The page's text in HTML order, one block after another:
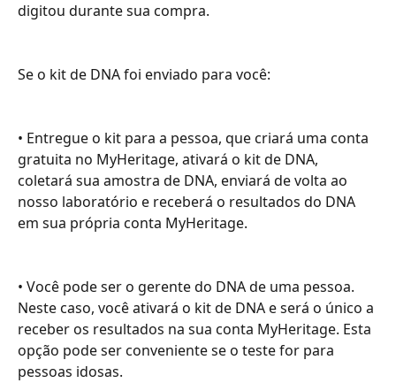
digitou durante sua compra.
Se o kit de DNA foi enviado para você:
• Entregue o kit para a pessoa, que criará uma conta
gratuita no MyHeritage, ativará o kit de DNA,
coletará sua amostra de DNA, enviará de volta ao
nosso laboratório e receberá o resultados do DNA
em sua própria conta MyHeritage.
• Você pode ser o gerente do DNA de uma pessoa.
Neste caso, você ativará o kit de DNA e será o único a
receber os resultados na sua conta MyHeritage. Esta
opção pode ser conveniente se o teste for para
pessoas idosas.